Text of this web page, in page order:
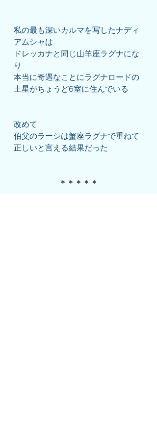
私の最も深いカルマを写したナディ
アムシャは
ドレッカナと同じ山羊座ラグナにな
り
本当に奇遇なことにラグナロードの
土星がちょうど6室に住んでいる
改めて
伯父のラーシは蟹座ラグナで重ねて
正しいと言える結果だった
＊＊＊＊＊